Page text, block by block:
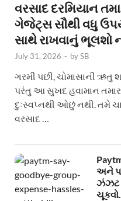
વરસાદ દરમિયાન
ગેજેટ્સ સૌથી વધુ
સાથે રાખવાનું ભૂલશો
July 31, 2026 - bySB
ગરમી પછી, ચોમાસાની
પરંતુ આ સુખદ હવામાન તમારા
દુઃસ્વપ્નથી ઓછું નથી. તમે
વરસાદ …
અને
ઝંઝટ
ચૂકવો.